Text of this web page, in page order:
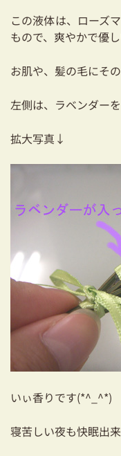
この液体は、ローズ
もので、爽やかで優
お肌や、髪の毛にそ
左側は、ラベンダー
拡大写真↓
いぃ香りです(*^_^*)
寝苦しい夜も快眠出来